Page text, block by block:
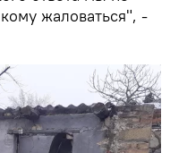
жаловаться", -